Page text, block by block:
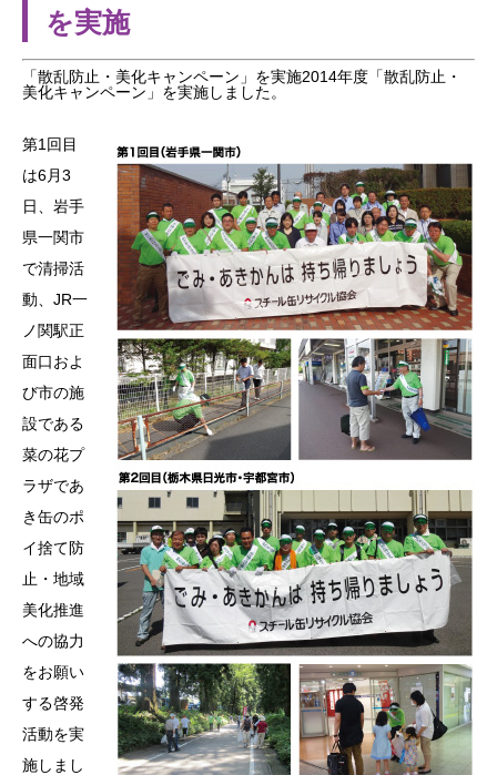
を実施
「散乱防止・美化キャンペーン」を実施2014年度「散乱防止・
美化キャンペーン」を実施しました。
第1回目
は6月3
日、岩手
県一関市
で清掃活
動、JR一
ノ関駅正
面口およ
び市の施
設である
菜の花プ
ラザであ
き缶のポ
イ捨て防
止・地域
美化推進
への協力
をお願い
する啓発
活動を実
施しまし